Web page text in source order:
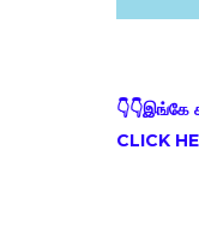
👇👇இங்கே
CLICK